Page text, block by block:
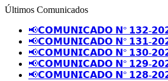
Últimos Comunicados
📢𝗖𝗢𝗠𝗨𝗡𝗜𝗖𝗔𝗗𝗢 𝗡° 𝟭𝟯𝟮-
📢𝗖𝗢𝗠𝗨𝗡𝗜𝗖𝗔𝗗𝗢 𝗡° 𝟭𝟯𝟭-
📢𝗖𝗢𝗠𝗨𝗡𝗜𝗖𝗔𝗗𝗢 𝗡° 𝟭𝟯𝟬-
📢𝗖𝗢𝗠𝗨𝗡𝗜𝗖𝗔𝗗𝗢 𝗡° 𝟭𝟮𝟵-
📢𝗖𝗢𝗠𝗨𝗡𝗜𝗖𝗔𝗗𝗢 𝗡° 𝟭𝟮𝟴-